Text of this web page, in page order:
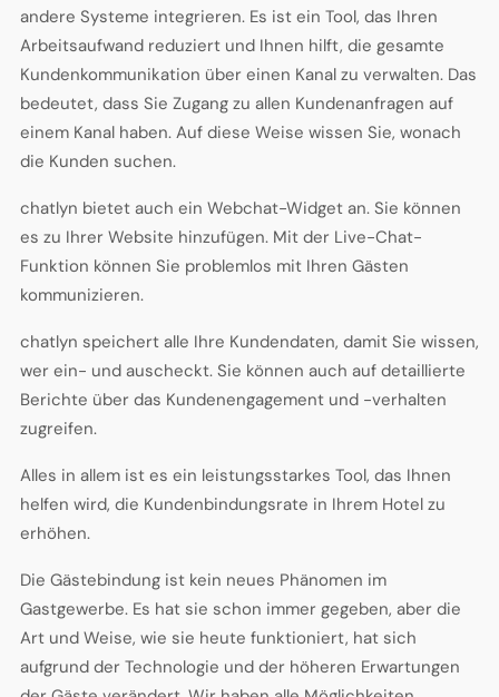
andere Systeme integrieren. Es ist ein Tool, das Ihren
Arbeitsaufwand reduziert und Ihnen hilft, die gesamte
Kundenkommunikation über einen Kanal zu verwalten. Das
bedeutet, dass Sie Zugang zu allen Kundenanfragen auf
einem Kanal haben. Auf diese Weise wissen Sie, wonach
die Kunden suchen.
chatlyn bietet auch ein Webchat-Widget an. Sie können
es zu Ihrer Website hinzufügen. Mit der Live-Chat-
Funktion können Sie problemlos mit Ihren Gästen
kommunizieren.
chatlyn speichert alle Ihre Kundendaten, damit Sie wissen,
wer ein- und auscheckt. Sie können auch auf detaillierte
Berichte über das Kundenengagement und -verhalten
zugreifen.
Alles in allem ist es ein leistungsstarkes Tool, das Ihnen
helfen wird, die Kundenbindungsrate in Ihrem Hotel zu
erhöhen.
Die Gästebindung ist kein neues Phänomen im
Gastgewerbe. Es hat sie schon immer gegeben, aber die
Art und Weise, wie sie heute funktioniert, hat sich
aufgrund der Technologie und der höheren Erwartungen